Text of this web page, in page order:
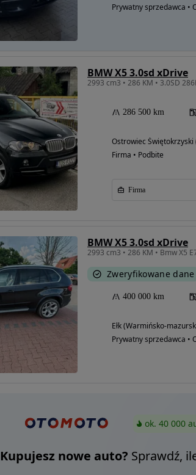
Prywatny sprzedawca •
BMW X5 3.0sd xDrive
286 500 km
Ostrowiec Świętokrzyski
Firma • Podbite
Firma
BMW X5 3.0sd xDrive
2993 cm3 • 286 KM • Bmw X5
Zweryfikowane dane
400 000 km
Ełk (Warmińsko-
Prywatny sprzedawca •
ok. 40 000
Kupujesz nowe auto? Sprawdź,